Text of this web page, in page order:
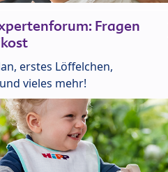
Fragen
erstes Löffelchen,
vieles mehr!